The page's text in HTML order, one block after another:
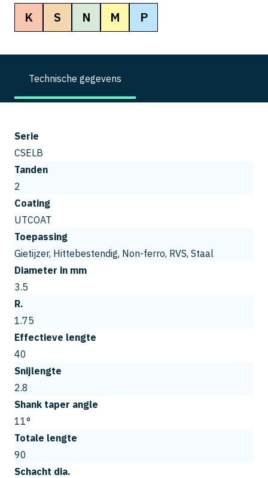
K S N M P
Technische gegevens
Serie
CSELB
Tanden
2
Coating
UTCOAT
Toepassing
Gietijzer, Hittebestendig, Non-ferro, RVS, Staal
Diameter in mm
3.5
R.
1.75
Effectieve lengte
40
Snijlengte
2.8
Shank taper angle
11°
Totale lengte
90
Schacht dia.